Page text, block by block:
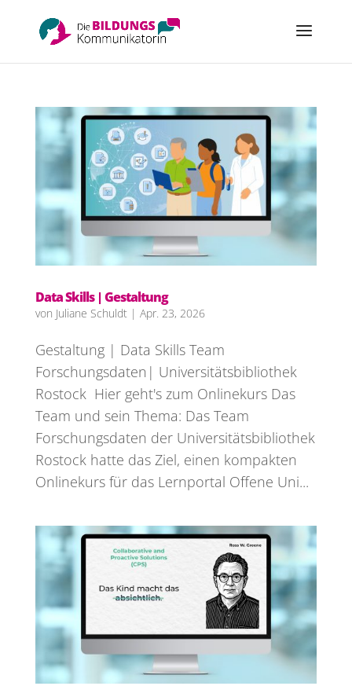
Data Skills | Gestaltung
von Juliane Schuldt| Apr. 23, 2026
Gestaltung | Data Skills Team
Forschungsdaten| Universitätsbibliothek
Rostock Hier geht's zum Onlinekurs Das
Team und sein Thema: Das Team
Forschungsdaten der Universitätsbibliothek
Rostock hatte das Ziel, einen kompakten
Onlinekurs für das Lernportal Offene Uni...